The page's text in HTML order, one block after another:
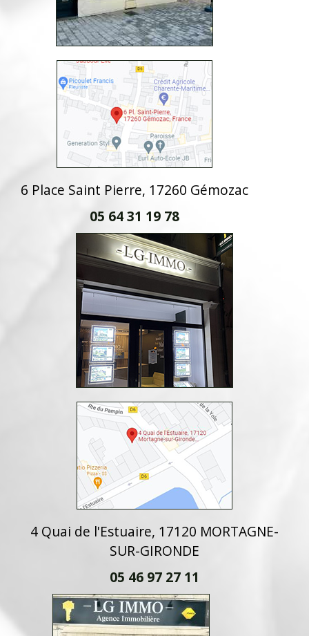
6 Place Saint Pierre, 17260 Gémozac
05 64 31 19 78
4 Quai de l'Estuaire, 17120 MORTAGNE-
SUR-GIRONDE
05 46 97 27 11